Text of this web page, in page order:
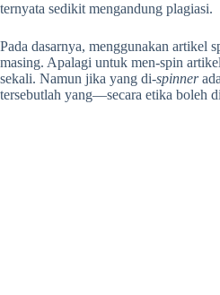
ternyata sedikit mengandung plagiasi.
Pada dasarnya, menggunakan artikel
masing. Apalagi untuk men-spin
sekali. Namun jika yang di-spinner
tersebutlah yang—secara etika boleh